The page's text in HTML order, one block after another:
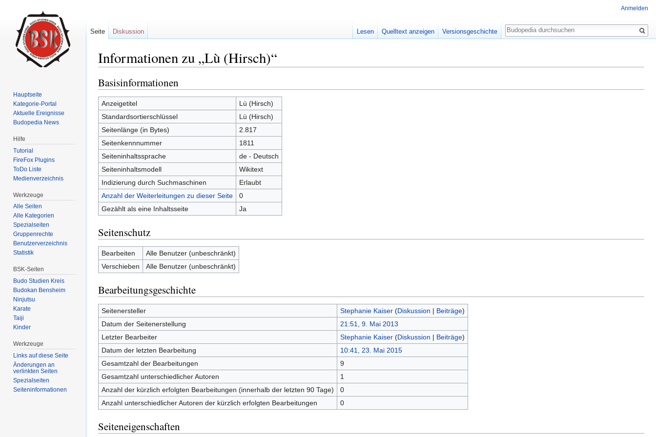
Informationen zu „Lù (Hirsch)“
Basisinformationen
Anzeigetitel
Lù (Hirsch)
Standardsortierschlüssel
Lù (Hirsch)
Seitenlänge (in Bytes)
2.817
Seitenkennnummer
1811
Seiteninhaltssprache
de - Deutsch
Seiteninhaltsmodell
Wikitext
Indizierung durch Suchmaschinen
Erlaubt
Anzahl der Weiterleitungen zu dieser Seite
0
Gezählt als eine Inhaltsseite
Ja
Seitenschutz
Bearbeiten
Alle Benutzer (unbeschränkt)
Verschieben
Alle Benutzer (unbeschränkt)
Bearbeitungsgeschichte
Seitenersteller Stephanie Kaiser (Diskussion | Beiträge)
Datum der Seitenerstellung
21:51, 9. Mai 2013
Letzter Bearbeiter
Stephanie Kaiser (Diskussion | Beiträge)
Datum der letzten Bearbeitung
10:41, 23. Mai 2015
Gesamtzahl der Bearbeitungen
9
Gesamtzahl unterschiedlicher Autoren
1
Anzahl der kürzlich erfolgten Bearbeitungen (innerhalb der letzten 90 Tage)
0
Anzahl unterschiedlicher Autoren der kürzlich erfolgten Bearbeitungen
0
Seiteneigenschaften
Anmelden
Seite Diskussion Lesen Quelltext anzeigen Versionsgeschichte
Suche
Hauptseite
Kategorie-Portal
Aktuelle Ereignisse
Budopedia News
Hilfe
Tutorial
FireFox Plugins
ToDo Liste
Medienverzeichnis
Werkzeuge
Alle Seiten
Alle Kategorien
Spezialseiten
Gruppenrechte
Benutzerverzeichnis
Statistik
BSK-Seiten
Budo Studien Kreis
Budokan Bensheim
Ninjutsu
Karate
Taiji
Kinder
Werkzeuge
Links auf diese Seite
Änderungen an
verlinkten Seiten
Spezialseiten
Seiten­informationen